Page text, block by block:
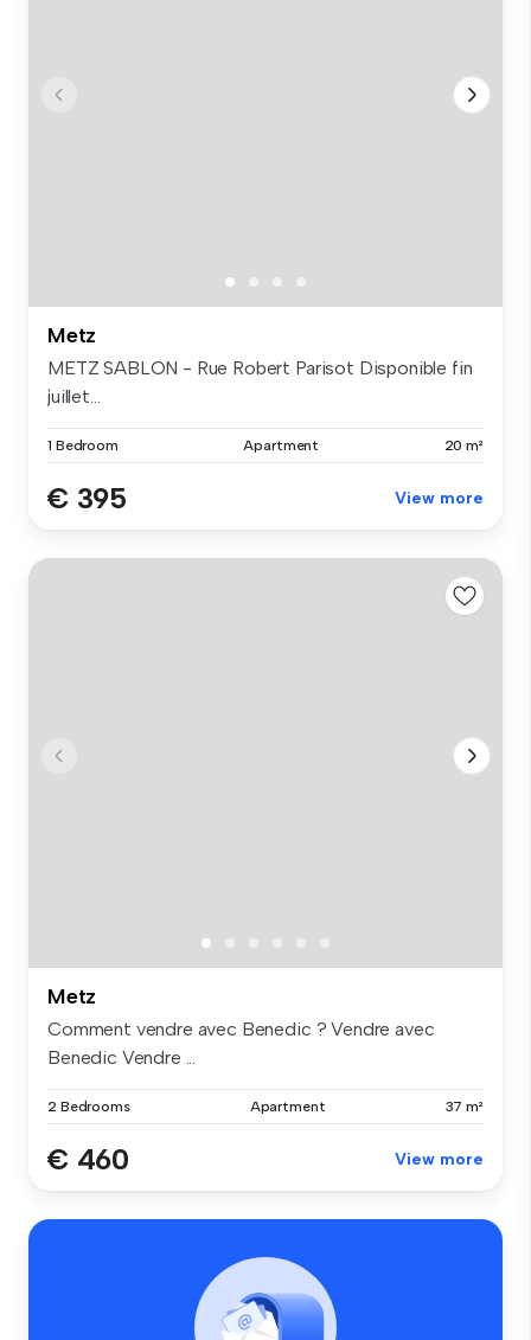
Metz
METZ SABLON - Rue Robert Parisot Disponible fin
juillet...
1 Bedroom Apartment 20 m²
€ 395 View more
Metz
Comment vendre avec Benedic ? Vendre avec
Benedic Vendre ...
2 Bedrooms Apartment 37 m²
€ 460 View more